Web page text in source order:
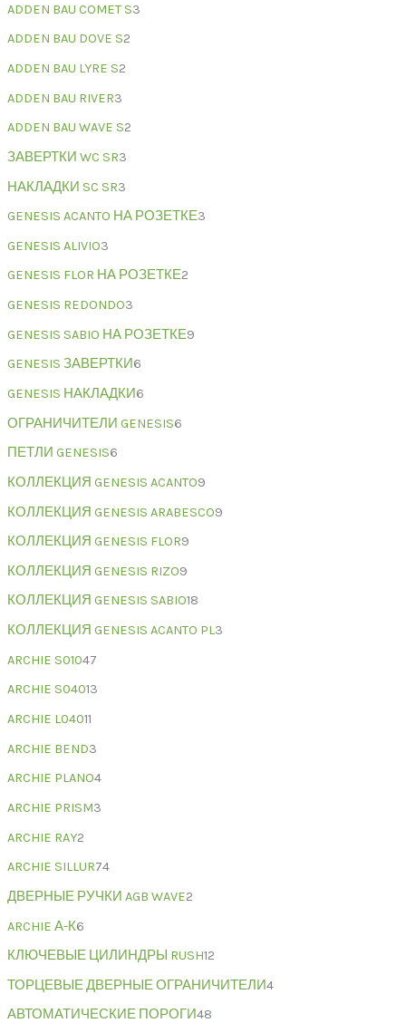
ADDEN BAU COMET S3
ADDEN BAU DOVE S2
ADDEN BAU LYRE S2
ADDEN BAU RIVER3
ADDEN BAU WAVE S2
ЗАВЕРТКИ WC SR3
НАКЛАДКИ SC SR3
GENESIS ACANTO НА РОЗЕТКЕ3
GENESIS ALIVIO3
GENESIS FLOR НА РОЗЕТКЕ2
GENESIS REDONDO3
GENESIS SABIO НА РОЗЕТКЕ9
GENESIS ЗАВЕРТКИ6
GENESIS НАКЛАДКИ6
ОГРАНИЧИТЕЛИ GENESIS6
ПЕТЛИ GENESIS6
КОЛЛЕКЦИЯ GENESIS ACANTO9
КОЛЛЕКЦИЯ GENESIS ARABESCO9
КОЛЛЕКЦИЯ GENESIS FLOR9
КОЛЛЕКЦИЯ GENESIS RIZO9
КОЛЛЕКЦИЯ GENESIS SABIO18
КОЛЛЕКЦИЯ GENESIS ACANTO PL3
ARCHIE S01047
ARCHIE S04013
ARCHIE L04011
ARCHIE BEND3
ARCHIE PLANO4
ARCHIE PRISM3
ARCHIE RAY2
ARCHIE SILLUR74
ДВЕРНЫЕ РУЧКИ AGB WAVE2
ARCHIE А-К6
КЛЮЧЕВЫЕ ЦИЛИНДРЫ RUSH12
ТОРЦЕВЫЕ ДВЕРНЫЕ ОГРАНИЧИТЕЛИ4
АВТОМАТИЧЕСКИЕ ПОРОГИ48